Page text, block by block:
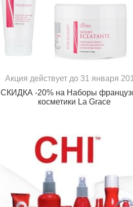
Акция действует до 31 января
СКИДКА -20% на Наборы
косметики La Grace